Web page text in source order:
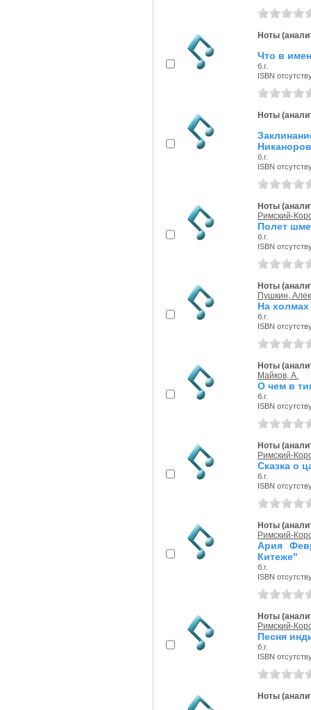
Ноты
Что в
б.г.
ISBN
Ноты
б.г.
ISBN
Ноты
Римский-
Полет
б.г.
ISBN
Ноты
Пушкин,
На холмах
б.г.
ISBN
Ноты
Майков, А.
О чем в
б.г.
ISBN
Ноты
Римский-
Сказка о
б.г.
ISBN
Ноты
Римский-
Ария
Китеже"
б.г.
ISBN
Ноты
Римский-
Песня
б.г.
ISBN
Ноты